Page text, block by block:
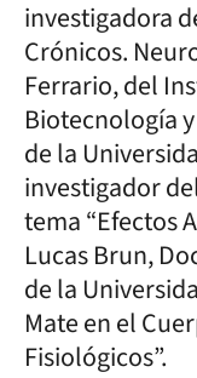
investigadora
Crónicos.
Ferrario, del
Biotecnología
de la
investigador
tema “Efectos
Lucas Brun,
de la
Mate en el
Fisiológicos”.